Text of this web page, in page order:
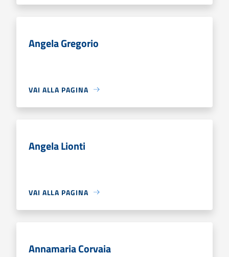
Angela Gregorio
VAI ALLA PAGINA
Angela Lionti
VAI ALLA PAGINA
Annamaria Corvaia